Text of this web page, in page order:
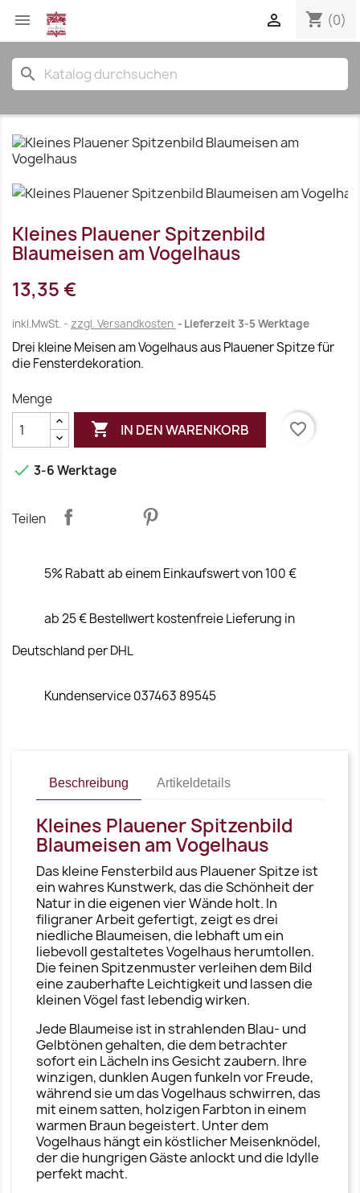
 shopping_cart (0)

search
Kleines Plauener Spitzenbild
Blaumeisen am Vogelhaus
13,35 €
inkl.MwSt. zzgl. Versandkosten Lieferzeit 3-5 Werktage
Drei kleine Meisen am Vogelhaus aus Plauener Spitze für
die Fensterdekoration.
Menge
 IN DEN WARENKORB favorite_border
 3-6 Werktage
Teilen
5% Rabatt ab einem Einkaufswert von 100 €
ab 25 € Bestellwert kostenfreie Lieferung in
Deutschland per DHL
Kundenservice 037463 89545
Beschreibung Artikeldetails
Kleines Plauener Spitzenbild
Blaumeisen am Vogelhaus
Das kleine Fensterbild aus Plauener Spitze ist
ein wahres Kunstwerk, das die Schönheit der
Natur in die eigenen vier Wände holt. In
filigraner Arbeit gefertigt, zeigt es drei
niedliche Blaumeisen, die lebhaft um ein
liebevoll gestaltetes Vogelhaus herumtollen.
Die feinen Spitzenmuster verleihen dem Bild
eine zauberhafte Leichtigkeit und lassen die
kleinen Vögel fast lebendig wirken.
Jede Blaumeise ist in strahlenden Blau- und
Gelbtönen gehalten, die dem betrachter
sofort ein Lächeln ins Gesicht zaubern. Ihre
winzigen, dunklen Augen funkeln vor Freude,
während sie um das Vogelhaus schwirren, das
mit einem satten, holzigen Farbton in einem
warmen Braun begeistert. Unter dem
Vogelhaus hängt ein köstlicher Meisenknödel,
der die hungrigen Gäste anlockt und die Idylle
perfekt macht.